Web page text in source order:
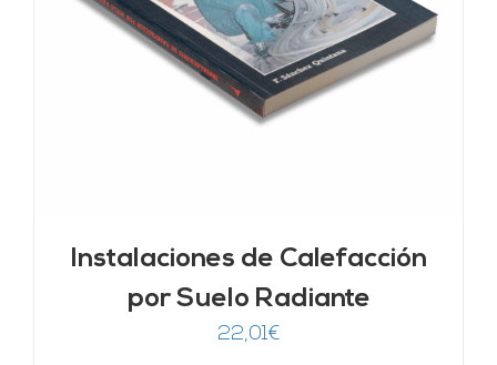
Instalaciones de Calefacción
por Suelo Radiante
22,01€